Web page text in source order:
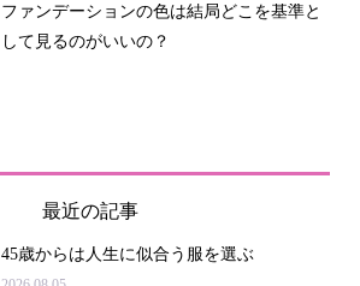
ファンデーションの色は結局どこを基準と
して見るのがいいの？
最近の記事
45歳からは人生に似合う服を選ぶ